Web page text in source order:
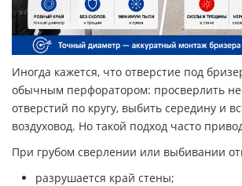
Иногда кажется, что отверстие под
обычным перфоратором: просверлить
отверстий по кругу, выбить середину и
воздуховод. Но такой подход часто
При грубом сверлении или выбивании
разрушается край стены;